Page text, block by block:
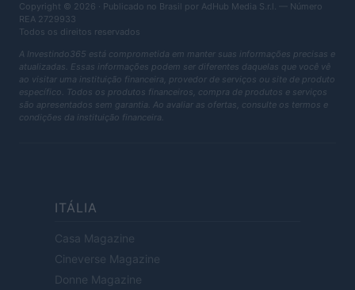
Copyright © 2026 · Publicado no Brasil por AdHub Media S.r.l. — Número
REA 2729933
Todos os direitos reservados
A Investindo365 está comprometida em manter suas informações precisas e
atualizadas. Essas informações podem ser diferentes daquelas que você vê
ao visitar uma instituição financeira, provedor de serviços ou site de produto
específico. Todos os produtos financeiros, compra de produtos e serviços
são apresentados sem garantia. Ao avaliar as ofertas, consulte os termos e
condições da instituição financeira.
ITÁLIA
Casa Magazine
Cineverse Magazine
Donne Magazine